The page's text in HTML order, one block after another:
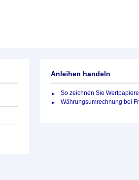
Anleihen handeln
So zeichnen Sie
Währungsumrechnung bei